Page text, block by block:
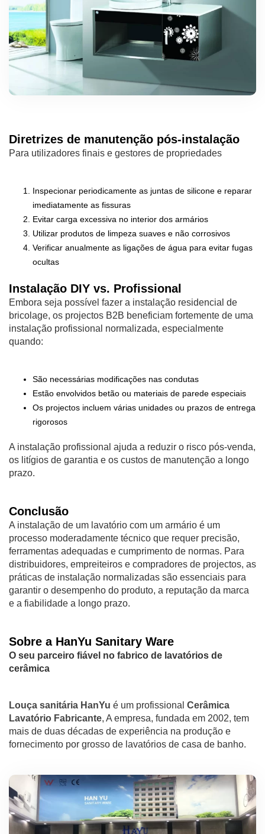
Diretrizes de manutenção pós-instalação
Para utilizadores finais e gestores de propriedades
Inspecionar periodicamente as juntas de silicone e reparar
imediatamente as fissuras
Evitar carga excessiva no interior dos armários
Utilizar produtos de limpeza suaves e não corrosivos
Verificar anualmente as ligações de água para evitar fugas
ocultas
Instalação DIY vs. Profissional
Embora seja possível fazer a instalação residencial de
bricolage, os projectos B2B beneficiam fortemente de uma
instalação profissional normalizada, especialmente
quando:
São necessárias modificações nas condutas
Estão envolvidos betão ou materiais de parede especiais
Os projectos incluem várias unidades ou prazos de entrega
rigorosos
A instalação profissional ajuda a reduzir o risco pós-venda,
os litígios de garantia e os custos de manutenção a longo
prazo.
Conclusão
A instalação de um lavatório com um armário é um
processo moderadamente técnico que requer precisão,
ferramentas adequadas e cumprimento de normas. Para
distribuidores, empreiteiros e compradores de projectos, as
práticas de instalação normalizadas são essenciais para
garantir o desempenho do produto, a reputação da marca
e a fiabilidade a longo prazo.
Sobre a HanYu Sanitary Ware
O seu parceiro fiável no fabrico de lavatórios de
cerâmica
Louça sanitária HanYu é um profissional Cerâmica
Lavatório Fabricante, A empresa, fundada em 2002, tem
mais de duas décadas de experiência na produção e
fornecimento por grosso de lavatórios de casa de banho.